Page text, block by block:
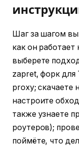
Шаг за шагом
как он работает
выберете
zapret, форк для
proxy; скачаете
настроите
также узнаете
роутеров);
поймёте, что